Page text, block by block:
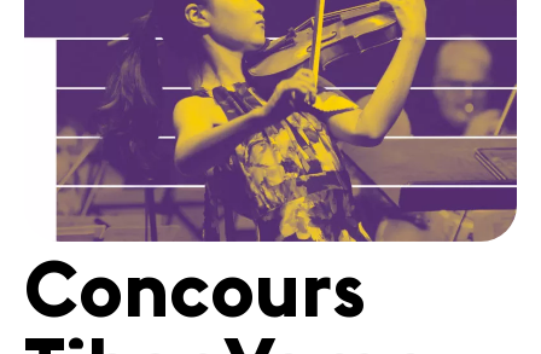
Académie
Concours
Amis et
Mécènes
Médiation
Jury
Programme
Concerts
Concours